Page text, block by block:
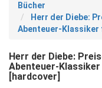
Bücher
Herr der Diebe:
Abenteuer-Klassiker
Herr der Diebe:
Abenteuer-
[hardcover]